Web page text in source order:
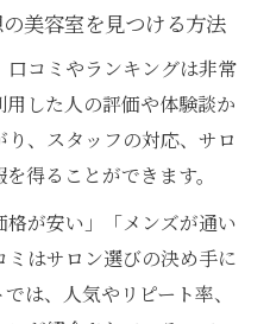
美容室を見つける方法
コミやランキングは非常
した人の評価や体験談か
、スタッフの対応、サロ
得ることができます。
が安い」「メンズが通い
はサロン選びの決め手に
は、人気やリピート率、